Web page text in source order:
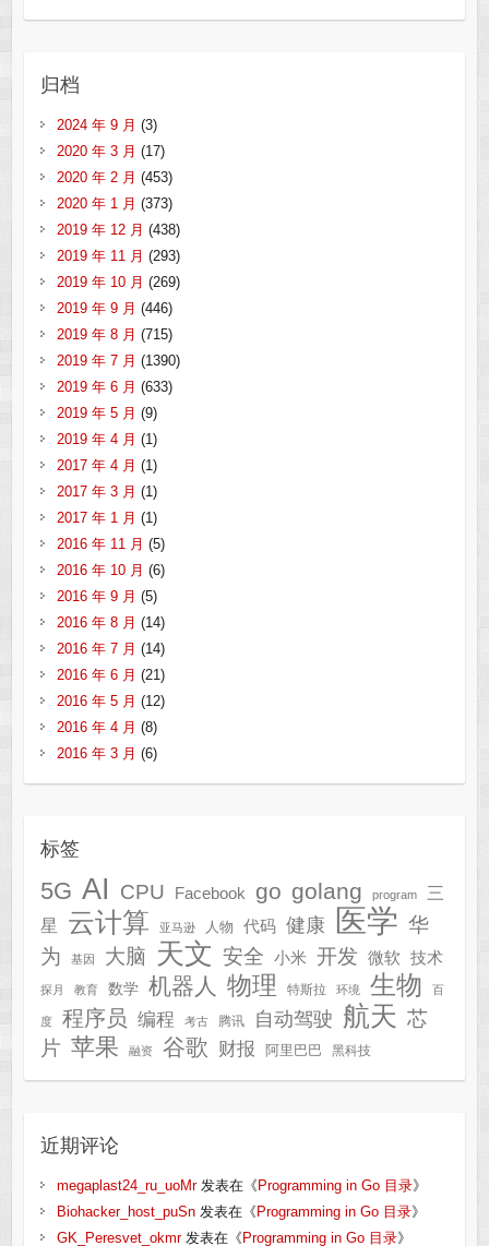
归档
2024 年 9 月 (3)
2020 年 3 月 (17)
2020 年 2 月 (453)
2020 年 1 月 (373)
2019 年 12 月 (438)
2019 年 11 月 (293)
2019 年 10 月 (269)
2019 年 9 月 (446)
2019 年 8 月 (715)
2019 年 7 月 (1390)
2019 年 6 月 (633)
2019 年 5 月 (9)
2019 年 4 月 (1)
2017 年 4 月 (1)
2017 年 3 月 (1)
2017 年 1 月 (1)
2016 年 11 月 (5)
2016 年 10 月 (6)
2016 年 9 月 (5)
2016 年 8 月 (14)
2016 年 7 月 (14)
2016 年 6 月 (21)
2016 年 5 月 (12)
2016 年 4 月 (8)
2016 年 3 月 (6)
标签
5G AI CPU Facebook go golang program
三
星
云计算 亚马逊 人物 代码 健康 医学 华
为
基因 大脑 天文 安全 小米 开发 微软 技术
探月 教育 数学 机器人 物理 特斯拉 环境 生物 百
度 程序员 编程 考古 腾讯 自动驾驶 航天 芯
片 苹果 融资 谷歌 财报 阿里巴巴 黑科技
近期评论
megaplast24_ru_uoMr发表在《 Programming in Go 目录》
Biohacker_host_puSn发表在《 Programming in Go 目录》
GK_Peresvet_okmr发表在《 Programming in Go 目录》